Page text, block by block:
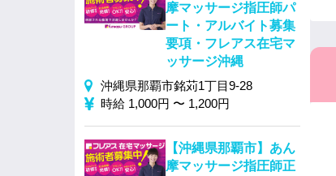
摩マッサージ指圧師パ
ート・アルバイト募集
要項・フレアス在宅マ
ッサージ沖縄
沖縄県那覇市銘苅1丁目9-28
時給 1,000円 〜 1,200円
【沖縄県那覇市】あん
摩マッサージ指圧師正